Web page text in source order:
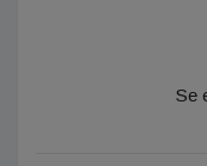
Se